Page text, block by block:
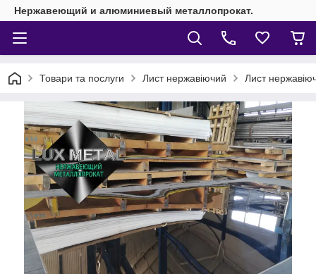
Нержавеющий и алюминиевый металлопрокат.
Товари та послуги Лист нержавіючий Лист